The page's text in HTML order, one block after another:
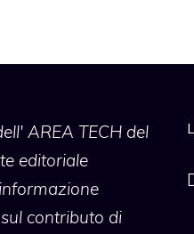
AREA TECH del
editoriale
contributo di